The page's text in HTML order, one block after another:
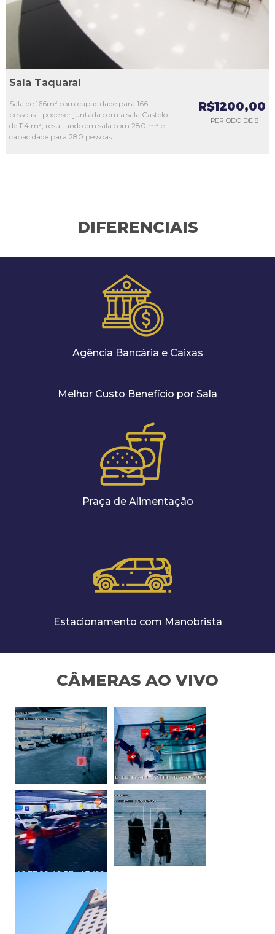
Sala Taquaral
Sala de 166m² com capacidade para 166
pessoas - pode ser juntada com a sala Castelo
de 114 m², resultando em sala com 280 m² e
capacidade para 280 pessoas.
R$1200,00
PERÍODO DE 8 H
DIFERENCIAIS
Agência Bancária e Caixas
Melhor Custo Benefício por Sala
Praça de Alimentação
Estacionamento com Manobrista
CÂMERAS AO VIVO